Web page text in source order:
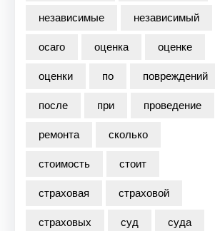
независимые
независимый
осаго
оценка
оценке
оценки
по
повреждений
после
при
проведение
ремонта
сколько
стоимость
стоит
страховая
страховой
страховых
суд
суда